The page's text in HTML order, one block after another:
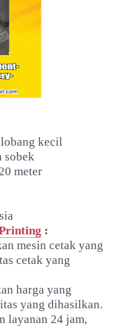
kecil
sobek
meter
:
mesin cetak yang
cetak yang
harga yang
yang dihasilkan.
layanan 24 jam,